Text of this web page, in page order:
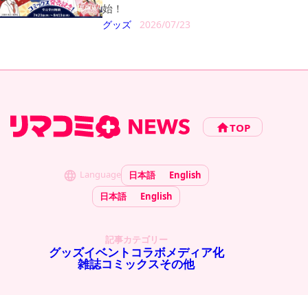
始！
グッズ 2026/07/23
TOP
Language 日本語
English
日本語
English
記事カテゴリー
グッズイベント コラボメディア化
雑誌コミックスその他